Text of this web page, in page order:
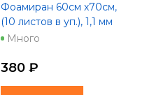
Фоамиран 60см х70см,
(10 листов в уп.), 1,1 мм
цв. ярко-красный
Много
380 ₽